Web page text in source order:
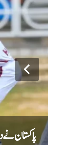
پاکستان نے دوسرے